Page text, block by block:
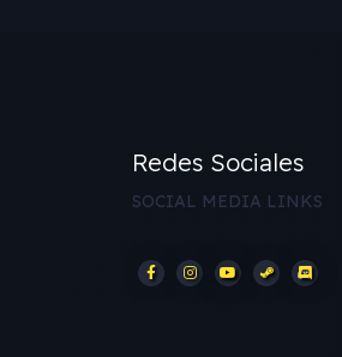
Redes Sociales
SOCIAL MEDIA LINKS